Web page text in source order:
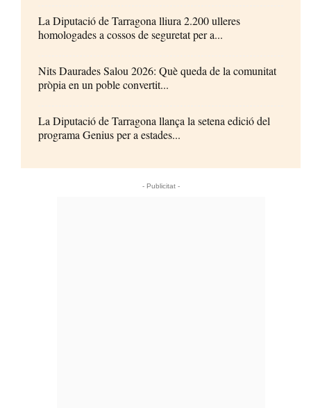
La Diputació de Tarragona lliura 2.200 ulleres
homologades a cossos de seguretat per a...
Nits Daurades Salou 2026: Què queda de la comunitat
pròpia en un poble convertit...
La Diputació de Tarragona llança la setena edició del
programa Genius per a estades...
- Publicitat -